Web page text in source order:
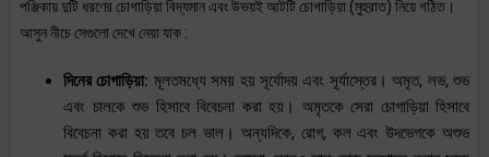
পঞ্জিকায় দুটি ধরণের চোগাড়িয়া বিদ্যমান এবং উভয়ই আটটি চোগাড়িয়া (মুহুরাত) নিয়ে গঠিত।
আসুন নীচে সেগুলো দেখে নেয়া যাক :
দিনের চোগাড়িয়া: মূলতমধ্যে সময় হয় সূর্যোদয় এবং সূর্যাস্তের। অমৃত, লভ, শুভ
এবং চালকে শুভ হিসাবে বিবেচনা করা হয়। অমৃতকে সেরা চোগাড়িয়া হিসাবে
বিবেচনা করা হয় তবে চল ভাল। অন্যদিকে, রোগ, কল এবং উদভেগকে অশুভ